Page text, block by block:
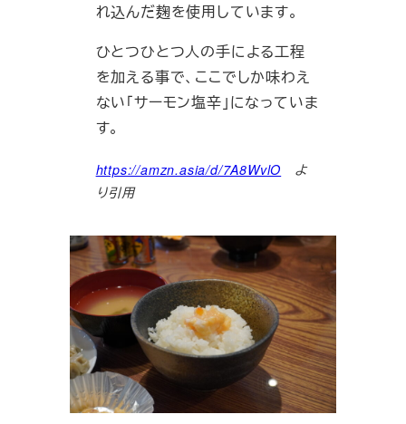
れ込んだ麹を使用しています。
ひとつひとつ人の手による工程
を加える事で、ここでしか味わえ
ない「サーモン塩辛」になっていま
す。
https://amzn.asia/d/7A8WvlO よ
り引用